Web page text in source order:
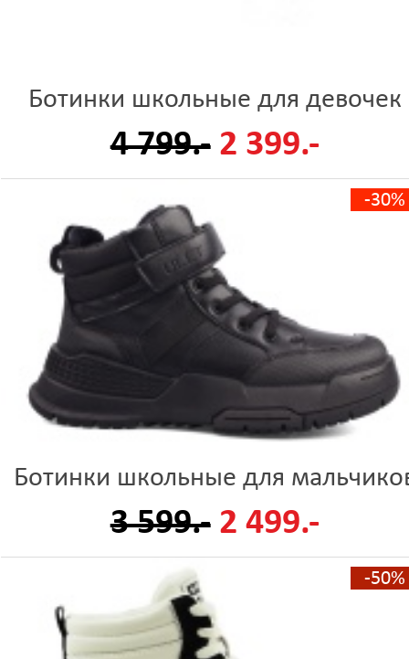
Ботинки школьные для девочек
4 799.- 2 399.-
-30%
Ботинки школьные для
3 599.- 2 499.-
-50%